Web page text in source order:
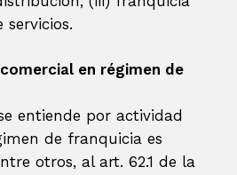
servicios.
en régimen de
entiende por actividad
de franquicia es
otros, al art. 62.1 de la